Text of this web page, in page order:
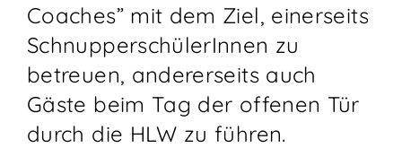
Coaches” mit dem Ziel, einerseits
SchnupperschülerInnen zu
betreuen, andererseits auch
Gäste beim Tag der offenen Tür
durch die HLW zu führen.